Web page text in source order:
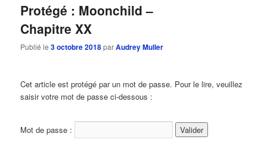
Protégé : Moonchild –
Chapitre XX
Publié le3 octobre 2018parAudrey Muller
Cet article est protégé par un mot de passe. Pour le lire, veuillez
saisir votre mot de passe ci-dessous :
Mot de passe :